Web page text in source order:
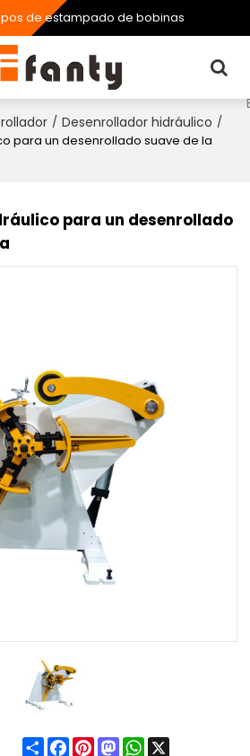
de estampado de bobinas
/ Desenrollador hidráulico /
para un desenrollado suave de la
para un desenrollado
ShareFacebook
PinterestMastodonWhatsApp